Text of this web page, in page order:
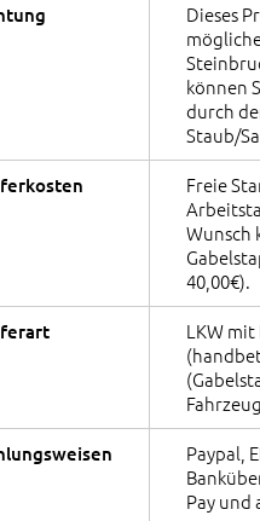
Dieses
können
durch
Staub/
Freie
Wunsch
40,00€).
LKW
Paypal,
Pay und